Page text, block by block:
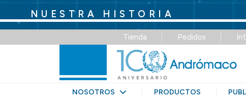
Ingresá aquí para transitar juntos nuestros
Tienda Pedidos
NOSOTROS PRODUCTOS